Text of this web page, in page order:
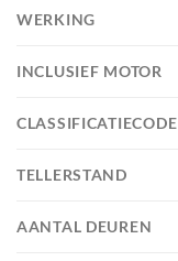
WERKING
INCLUSIEF MOTOR
CLASSIFICATIECODE
TELLERSTAND
AANTAL DEUREN